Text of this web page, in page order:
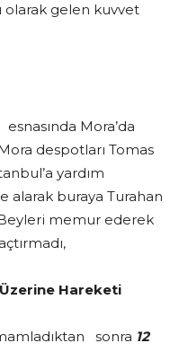
gelen kuvvet
Mora’da
despotları Tomas
yardım
alarak buraya Turahan
memur ederek
Hareketi
sonra 12